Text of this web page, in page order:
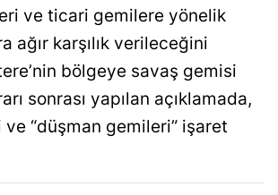
ve ticari gemilere yönelik
ağır karşılık verileceğini
bölgeye savaş gemisi
sonrası yapılan açıklamada,
“düşman gemileri” işaret